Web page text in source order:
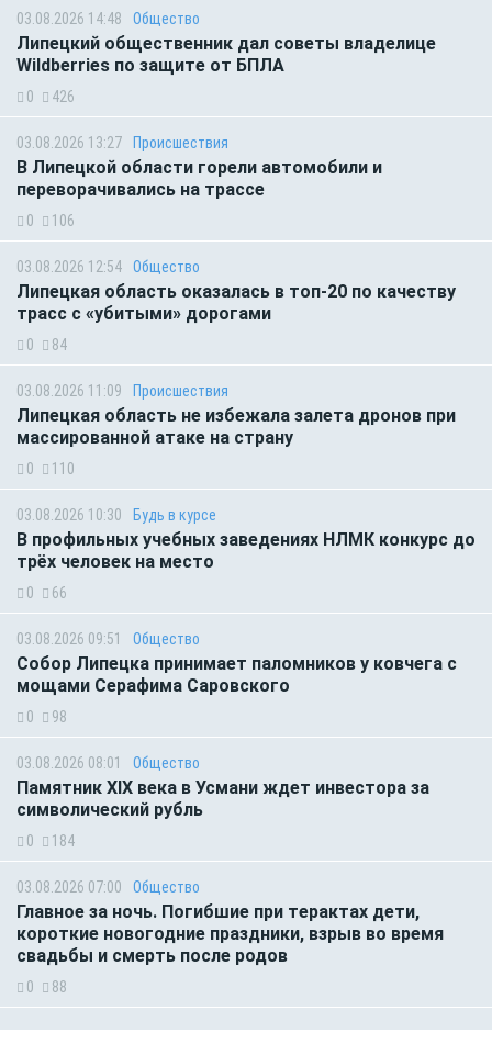
03.08.2026 14:48 Общество
Липецкий общественник дал советы владелице
Wildberries по защите от БПЛА
0 426
03.08.2026 13:27 Происшествия
В Липецкой области горели автомобили и
переворачивались на трассе
0 106
03.08.2026 12:54 Общество
Липецкая область оказалась в топ-20 по качеству
трасс с «убитыми» дорогами
0 84
03.08.2026 11:09 Происшествия
Липецкая область не избежала залета дронов при
массированной атаке на страну
0 110
03.08.2026 10:30 Будь в курсе
В профильных учебных заведениях НЛМК конкурс до
трёх человек на место
0 66
03.08.2026 09:51 Общество
Собор Липецка принимает паломников у ковчега с
мощами Серафима Саровского
0 98
03.08.2026 08:01 Общество
Памятник XIX века в Усмани ждет инвестора за
символический рубль
0 184
03.08.2026 07:00 Общество
Главное за ночь. Погибшие при терактах дети,
короткие новогодние праздники, взрыв во время
свадьбы и смерть после родов
0 88